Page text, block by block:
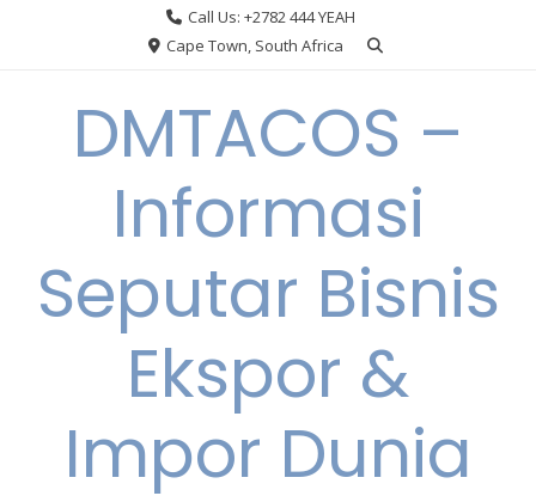
Call Us: +2782 444 YEAH
Cape Town, South Africa
DMTACOS –
Informasi
Seputar Bisnis
Ekspor &
Impor Dunia